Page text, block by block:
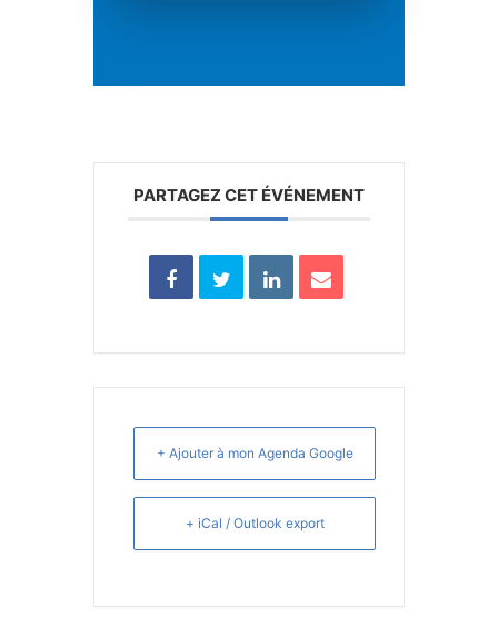
PARTAGEZ CET ÉVÉNEMENT
+ Ajouter à mon Agenda Google
+ iCal / Outlook export